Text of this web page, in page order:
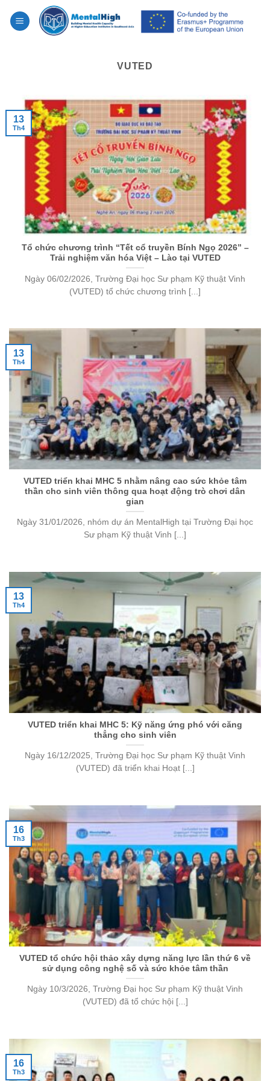
VUTED
Tổ chức chương trình “Tết cổ truyền Bính Ngọ 2026” –
Trải nghiệm văn hóa Việt – Lào tại VUTED
Ngày 06/02/2026, Trường Đại học Sư phạm Kỹ thuật Vinh
(VUTED) tổ chức chương trình [...]
13
Th4
VUTED triển khai MHC 5 nhằm nâng cao sức khỏe tâm
thần cho sinh viên thông qua hoạt động trò chơi dân
gian
Ngày 31/01/2026, nhóm dự án MentalHigh tại Trường Đại học
Sư phạm Kỹ thuật Vinh [...]
13
Th4
VUTED triển khai MHC 5: Kỹ năng ứng phó với căng
thẳng cho sinh viên
Ngày 16/12/2025, Trường Đại học Sư phạm Kỹ thuật Vinh
(VUTED) đã triển khai Hoạt [...]
13
Th4
VUTED tổ chức hội thảo xây dựng năng lực lần thứ 6 về
sử dụng công nghệ số và sức khỏe tâm thần
Ngày 10/3/2026, Trường Đại học Sư phạm Kỹ thuật Vinh
(VUTED) đã tổ chức hội [...]
16
Th3
16
Th3